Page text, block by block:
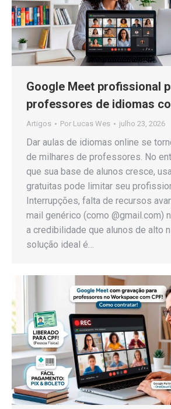
Google Meet profissional
professores de idiomas
Artigos Por Lucas Wes julho 23, 2026
Dar aulas de idiomas online se
de milhares de professores. No
que sua base de alunos cresce,
gratuitas pode limitar seu
Interrupções, falta de recursos
mail genérico (como @gmail.com)
a credibilidade que alunos de alto
solução ideal é…